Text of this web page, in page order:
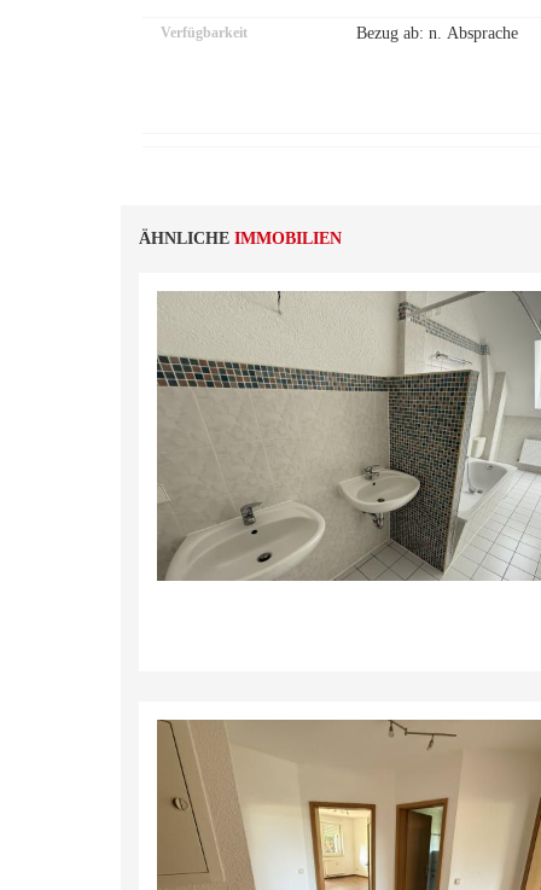
Verfügbarkeit Bezug ab: n. Absprache
ÄHNLICHE IMMOBILIEN